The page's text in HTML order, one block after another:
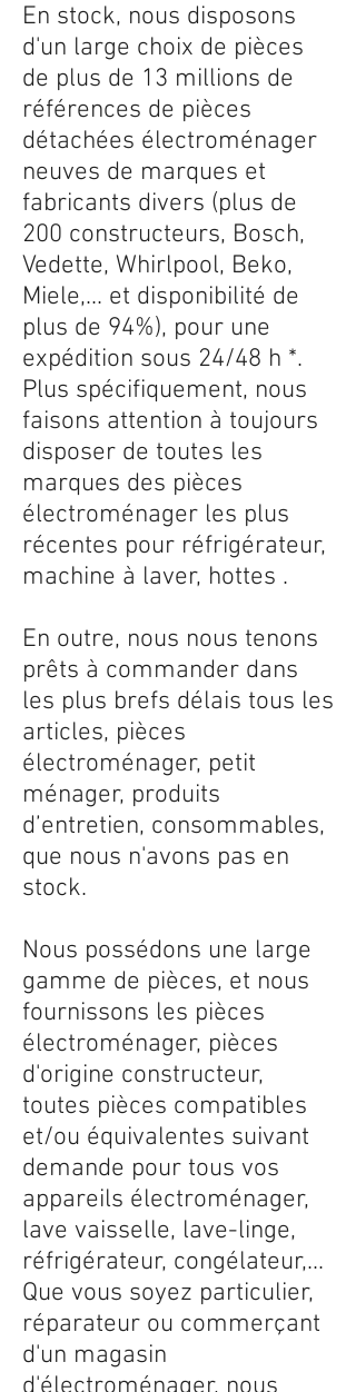
En stock, nous disposons
d'un large choix de pièces
de plus de 13 millions de
références de pièces
détachées électroménager
neuves de marques et
fabricants divers (plus de
200 constructeurs, Bosch,
Vedette, Whirlpool, Beko,
Miele,... et disponibilité de
plus de 94%), pour une
expédition sous 24/48 h *.
Plus spécifiquement, nous
faisons attention à toujours
disposer de toutes les
marques des pièces
électroménager les plus
récentes pour réfrigérateur,
machine à laver, hottes .
En outre, nous nous tenons
prêts à commander dans
les plus brefs délais tous les
articles, pièces
électroménager, petit
ménager, produits
d’entretien, consommables,
que nous n'avons pas en
stock.
Nous possédons une large
gamme de pièces, et nous
fournissons les pièces
électroménager, pièces
d'origine constructeur,
toutes pièces compatibles
et/ou équivalentes suivant
demande pour tous vos
appareils électroménager,
lave vaisselle, lave-linge,
réfrigérateur, congélateur,...
Que vous soyez particulier,
réparateur ou commerçant
d'un magasin